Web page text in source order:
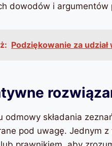
dowodów i
Podziękowanie za
odmowy składania
pod uwagę. Jednym